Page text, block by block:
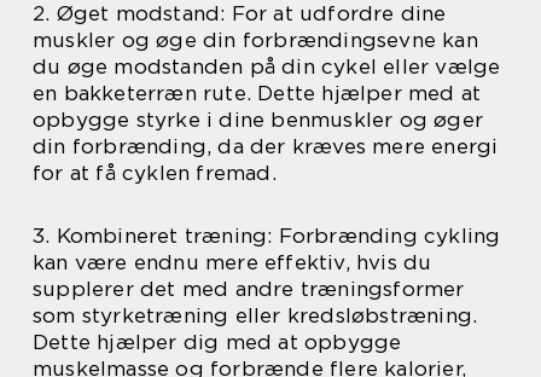
2. Øget modstand: For at udfordre dine
muskler og øge din forbrændingsevne kan
du øge modstanden på din cykel eller vælge
en bakketerræn rute. Dette hjælper med at
opbygge styrke i dine benmuskler og øger
din forbrænding, da der kræves mere energi
for at få cyklen fremad.
3. Kombineret træning: Forbrænding cykling
kan være endnu mere effektiv, hvis du
supplerer det med andre træningsformer
som styrketræning eller kredsløbstræning.
Dette hjælper dig med at opbygge
muskelmasse og forbrænde flere kalorier,